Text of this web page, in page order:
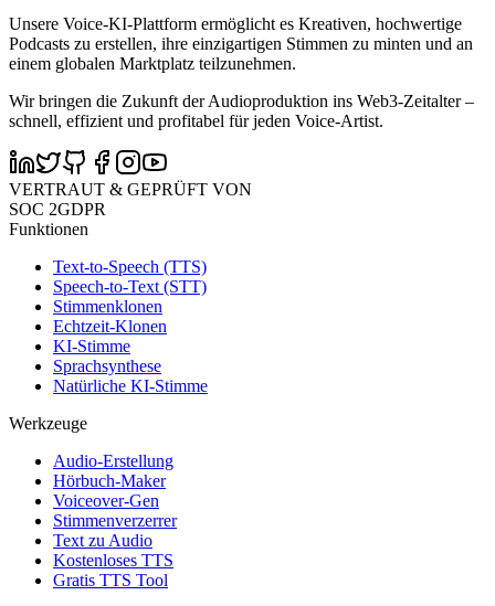
Unsere Voice-KI-Plattform ermöglicht es Kreativen, hochwertige
Podcasts zu erstellen, ihre einzigartigen Stimmen zu minten und an
einem globalen Marktplatz teilzunehmen.
Wir bringen die Zukunft der Audioproduktion ins Web3-Zeitalter –
schnell, effizient und profitabel für jeden Voice-Artist.
VERTRAUT & GEPRÜFT VON
SOC 2GDPR
Funktionen
Text-to-Speech (TTS)
Speech-to-Text (STT)
Stimmenklonen
Echtzeit-Klonen
KI-Stimme
Sprachsynthese
Natürliche KI-Stimme
Werkzeuge
Audio-Erstellung
Hörbuch-Maker
Voiceover-Gen
Stimmenverzerrer
Text zu Audio
Kostenloses TTS
Gratis TTS Tool